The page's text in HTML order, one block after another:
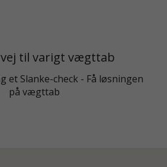
vej til varigt vægttab
et Slanke-check - Få løsningen
på vægttab